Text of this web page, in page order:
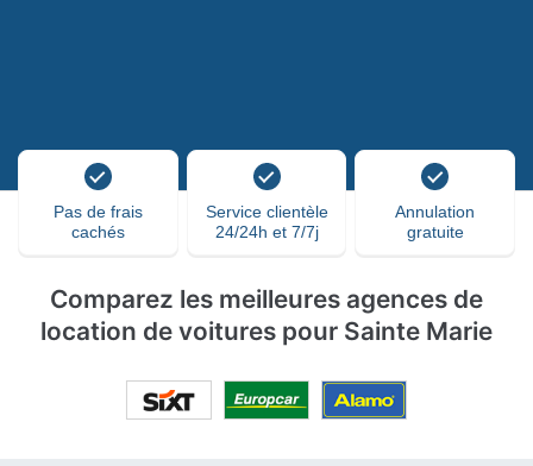
Pas de frais
cachés
Service clientèle
24/24h et 7/7j
Annulation
gratuite
Comparez les meilleures agences de
location de voitures pour Sainte Marie